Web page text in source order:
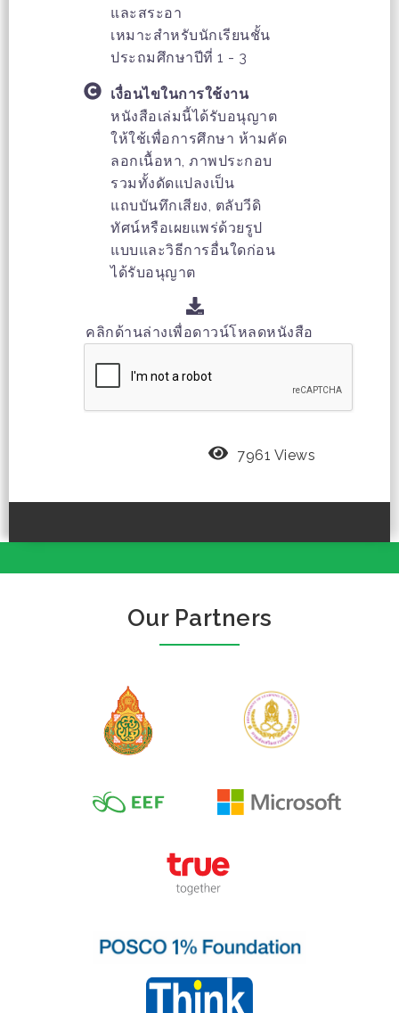
และสระอา
เหมาะสำหรับนักเรียนชั้น
ประถมศึกษาปีที่ 1 - 3
เงื่อนไขในการใช้งาน
หนังสือเล่มนี้ได้รับอนุญาต
ให้ใช้เพื่อการศึกษา ห้ามคัด
ลอกเนื้อหา, ภาพประกอบ
รวมทั้งดัดแปลงเป็น
แถบบันทึกเสียง, ตลับวีดิ
ทัศน์หรือเผยแพร่ด้วยรูป
แบบและวิธีการอื่นใดก่อน
ได้รับอนุญาต
คลิกด้านล่างเพื่อดาวน์โหลดหนังสือ
7961 Views
Our Partners